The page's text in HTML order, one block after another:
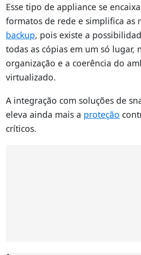
Esse tipo de appliance se
formatos de rede e simplifica as
backup, pois existe a
todas as cópias em um só lugar,
organização e a coerência do
virtualizado.
A integração com soluções de
eleva ainda mais a proteção
críticos.